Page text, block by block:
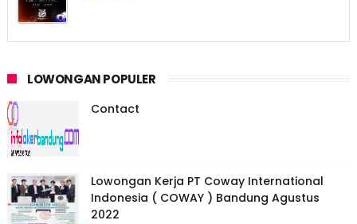
LOWONGAN POPULER
Contact
Lowongan Kerja PT Coway International
Indonesia ( COWAY ) Bandung Agustus
2022